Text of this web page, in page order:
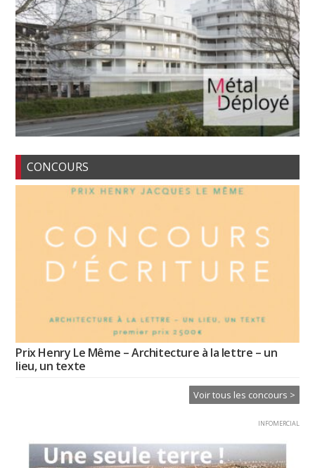
CONCOURS
Prix Henry Le Même – Architecture à la lettre – un
lieu, un texte
Voir tous les concours >
INFOMERCIAL